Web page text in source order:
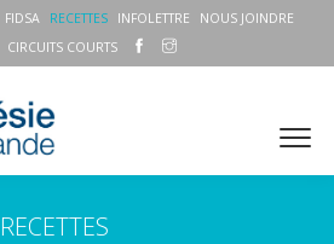
FIDSA RECETTES INFOLETTRE
NOUS JOINDRE
CIRCUITS COURTS
RECETTES